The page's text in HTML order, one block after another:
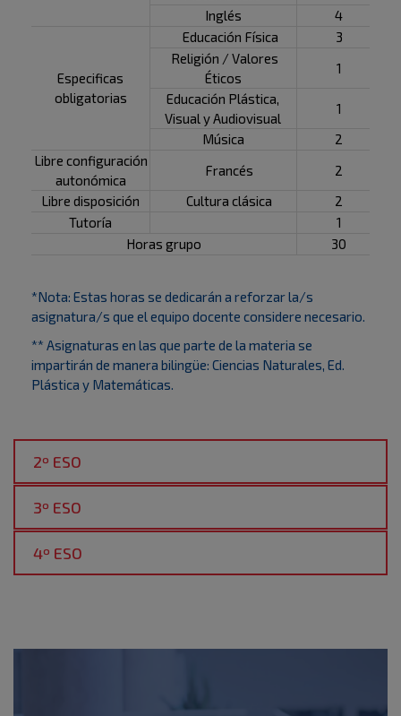
Inglés
4
Especificas
obligatorias
Educación Física
3
Religión / Valores
Éticos
1
Educación Plástica,
Visual y Audiovisual
1
Música
2
Libre configuración
autonómica
Francés
2
Libre disposición
Cultura clásica
2
Tutoría
1
Horas grupo
30
*Nota: Estas horas se dedicarán a reforzar la/s
asignatura/s que el equipo docente considere necesario.
** Asignaturas en las que parte de la materia se
impartirán de manera bilingüe: Ciencias Naturales, Ed.
Plástica y Matemáticas.
2º ESO
3º ESO
4º ESO